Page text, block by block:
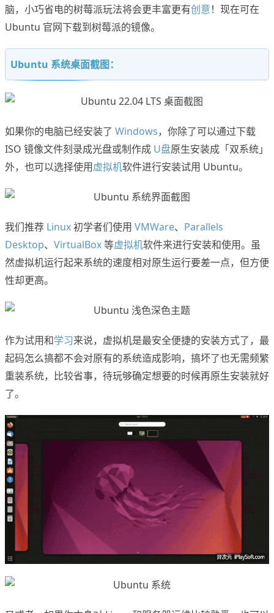
脑，小巧省电的树莓派玩法将会更丰富更有创意！现在可在
Ubuntu 官网下载到树莓派的镜像。
Ubuntu 系统桌面截图：
如果你的电脑已经安装了 Windows，你除了可以通过下载
ISO 镜像文件刻录成光盘或制作成 U盘原生安装成「双系统」
外，也可以选择使用虚拟机软件进行安装试用 Ubuntu。
我们推荐 Linux初学者们使用 VMWare、 Parallels
Desktop、 VirtualBox等虚拟机软件来进行安装和使用。虽
然虚拟机运行起来系统的速度相对原生运行要差一点，但方便
性却更高。
作为试用和学习来说，虚拟机是最安全便捷的安装方式了，最
起码怎么搞都不会对原有的系统造成影响，搞坏了也无需频繁
重装系统，比较省事，待玩够确定想要的时候再原生安装就好
了。